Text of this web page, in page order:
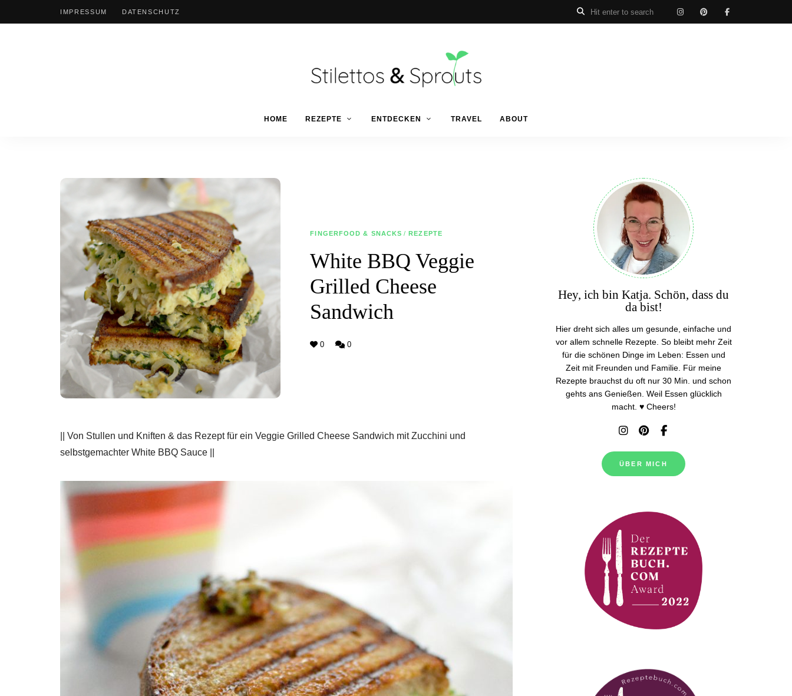
IMPRESSUM DATENSCHUTZ
Stilettos
Food
Blog
HOME REZEPTE ENTDECKEN TRAVEL ABOUT
FINGERFOOD & SNACKS / REZEPTE
White BBQ Veggie
Grilled Cheese
Sandwich
0 0
|| Von Stullen und Kniften & das Rezept für ein Veggie Grilled Cheese Sandwich mit Zucchini und
selbstgemachter White BBQ Sauce ||
Hey, ich bin Katja. Schön, dass du
da bist!
Hier dreht sich alles um gesunde, einfache und
vor allem schnelle Rezepte. So bleibt mehr Zeit
für die schönen Dinge im Leben: Essen und
Zeit mit Freunden und Familie. Für meine
Rezepte brauchst du oft nur 30 Min. und schon
gehts ans Genießen. Weil Essen glücklich
macht. ♥ Cheers!
ÜBER MICH